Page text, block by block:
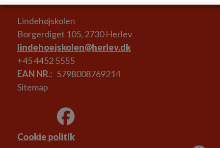
Lindehøjskolen
Borgerdiget 105, 2730 Herlev
lindehoejskolen@herlev.dk
+45 4452 5555
EAN NR.
5798008769214
Sitemap
Cookie politik